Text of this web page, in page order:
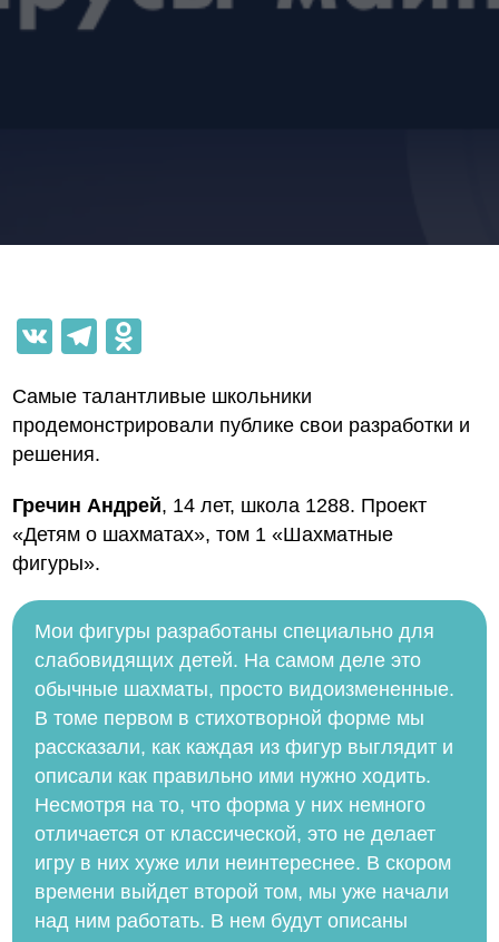
VK Telegram
Cамые талантливые школьники
продемонстрировали публике свои разработки и
решения.
Гречин Андрей, 14 лет, школа 1288. Проект
«Детям о шахматах», том 1 «Шахматные
фигуры».
Мои фигуры разработаны специально для
слабовидящих детей. На самом деле это
обычные шахматы, просто видоизмененные.
В томе первом в стихотворной форме мы
рассказали, как каждая из фигур выглядит и
описали как правильно ими нужно ходить.
Несмотря на то, что форма у них немного
отличается от классической, это не делает
игру в них хуже или неинтереснее. В скором
времени выйдет второй том, мы уже начали
над ним работать. В нем будут описаны